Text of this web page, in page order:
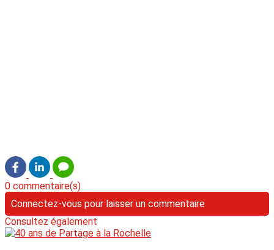
0 commentaire(s)
Connectez-vous pour laisser un commentaire
Consultez également